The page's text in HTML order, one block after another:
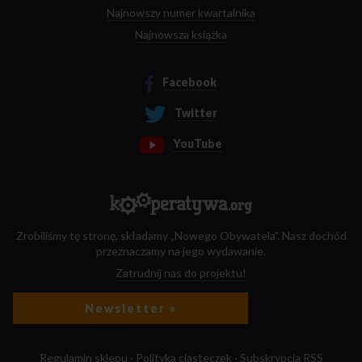
Najnowszy numer kwartalnika
Najnowsza książka
Facebook
Twitter
YouTube
Zrobiliśmy tę stronę, składamy „Nowego Obywatela”. Nasz dochód
przeznaczamy na jego wydawanie.
Zatrudnij nas do projektu!
Newsletter »
Regulamin sklepu · Polityka ciasteczek · Subskrypcja RSS